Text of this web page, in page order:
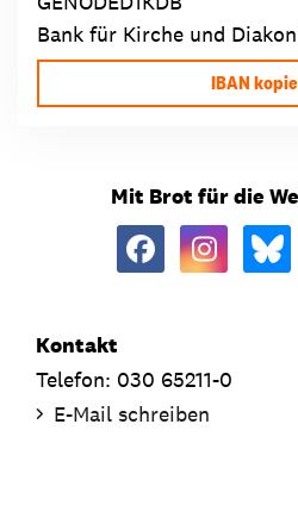
Bank für Kirche und
IBAN
Mit Brot für die
Kontakt
Telefon: 030 65211-0
E-Mail schreiben